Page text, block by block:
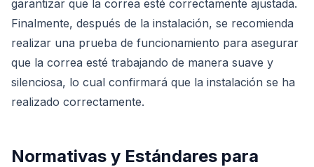
garantizar que la correa esté correctamente ajustada.
Finalmente, después de la instalación, se recomienda
realizar una prueba de funcionamiento para asegurar
que la correa esté trabajando de manera suave y
silenciosa, lo cual confirmará que la instalación se ha
realizado correctamente.
Normativas y Estándares para